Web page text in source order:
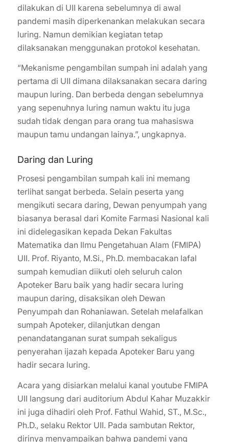
dilakukan di UII karena sebelumnya di awal
pandemi masih diperkenankan melakukan secara
luring. Namun demikian kegiatan tetap
dilaksanakan menggunakan protokol kesehatan.
“Mekanisme pengambilan sumpah ini adalah yang
pertama di UII dimana dilaksanakan secara daring
maupun luring. Dan berbeda dengan sebelumnya
yang sepenuhnya luring namun waktu itu juga
sudah tidak dengan para orang tua mahasiswa
maupun tamu undangan lainya.”, ungkapnya.
Daring dan Luring
Prosesi pengambilan sumpah kali ini memang
terlihat sangat berbeda. Selain peserta yang
mengikuti secara daring, Dewan penyumpah yang
biasanya berasal dari Komite Farmasi Nasional kali
ini didelegasikan kepada Dekan Fakultas
Matematika dan Ilmu Pengetahuan Alam (FMIPA)
UII. Prof. Riyanto, M.Si., Ph.D. membacakan lafal
sumpah kemudian diikuti oleh seluruh calon
Apoteker Baru baik yang hadir secara luring
maupun daring, disaksikan oleh Dewan
Penyumpah dan Rohaniawan. Setelah melafalkan
sumpah Apoteker, dilanjutkan dengan
penandatanganan surat sumpah sekaligus
penyerahan ijazah kepada Apoteker Baru yang
hadir secara luring.
Acara yang disiarkan melalui kanal youtube FMIPA
UII langsung dari auditorium Abdul Kahar Muzakkir
ini juga dihadiri oleh Prof. Fathul Wahid, ST., M.Sc.,
Ph.D., selaku Rektor UII. Pada sambutan Rektor,
dirinya menyampaikan bahwa pandemi yang